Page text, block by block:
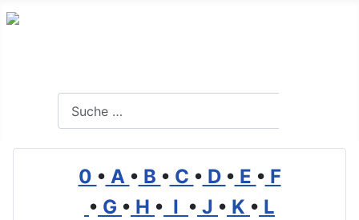
0 • A • B • C • D • E • F
• G • H • I • J • K • L